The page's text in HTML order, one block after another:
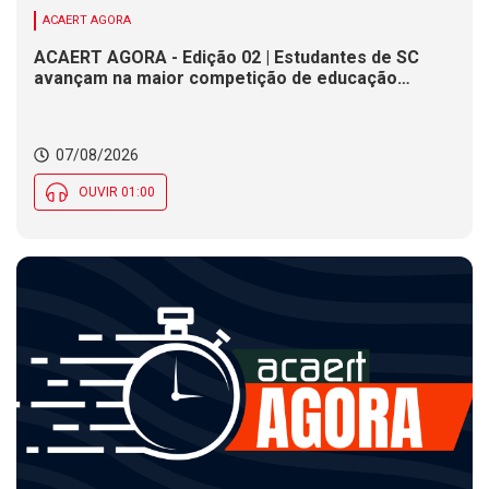
ACAERT AGORA
ACAERT AGORA - Edição 02 | Estudantes de SC
avançam na maior competição de educação
Social nesta sexta (7)
07/08/2026
OUVIR 01:00